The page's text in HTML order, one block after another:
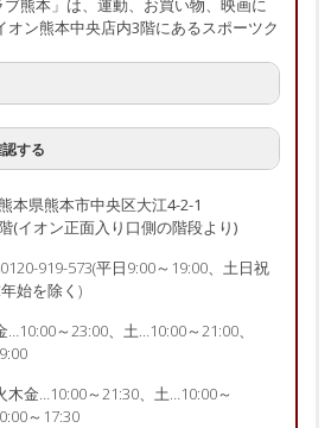
ブ熊本」は、運動、お買い物、映画に
オン熊本中央店内3階にあるスポーツク
する
本県熊本市中央区大江4-2-1
(イオン正面入り口側の階段より)
919-573(平日9:00～19:00、土日祝
始を除く)
～23:00、土…10:00～21:00、
金…10:00～21:30、土…10:00～
～17:30